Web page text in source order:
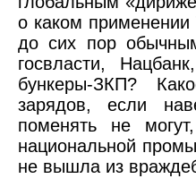
о каком
до сих пор
госвласти,
бункеры-ЗКП?
зарядов, если
поменять не
национальной
не вышла из